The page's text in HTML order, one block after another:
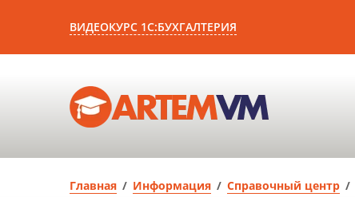
ВИДЕОКУРС 1С:БУХГАЛТЕРИЯ
Главная / Информация / Справочный центр /